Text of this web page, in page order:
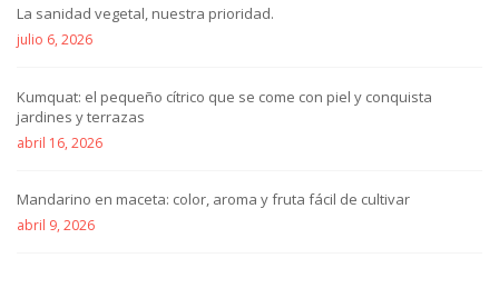
La sanidad vegetal, nuestra prioridad.
julio 6, 2026
Kumquat: el pequeño cítrico que se come con piel y conquista
jardines y terrazas
abril 16, 2026
Mandarino en maceta: color, aroma y fruta fácil de cultivar
abril 9, 2026